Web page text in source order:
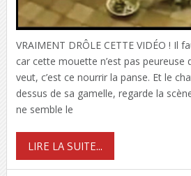
VRAIMENT DRÔLE CETTE VIDÉO ! Il
car cette mouette n’est pas peureuse
veut, c’est ce nourrir la panse. Et le
dessus de sa gamelle, regarde la
ne semble le
LIRE LA SUITE...